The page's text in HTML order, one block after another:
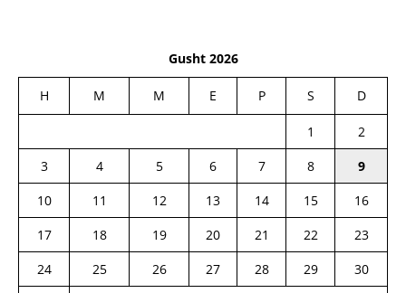
Gusht 2026
H M M E P S D
1
2
3
4 5 6 7 8
9
10
11 12 13 14 15
16
17
18 19 20 21 22
23
24
25 26 27 28 29
30